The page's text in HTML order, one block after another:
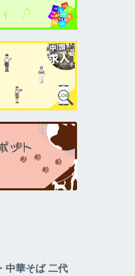
中華そば 二代